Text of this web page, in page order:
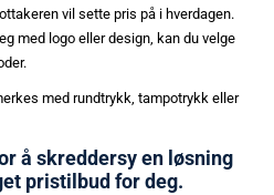
vil sette pris på i hverdagen.
med logo eller design, kan du velge
med rundtrykk, tampotrykk eller
å skreddersy en løsning
pristilbud for deg.